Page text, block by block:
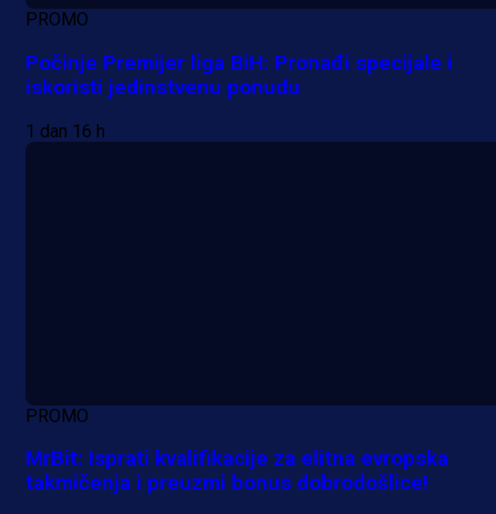
PROMO
Počinje Premijer liga BiH: Pronađi specijale i
iskoristi jedinstvenu ponudu
1 dan 16 h
PROMO
MrBit: Isprati kvalifikacije za elitna evropska
takmičenja i preuzmi bonus dobrodošlice!